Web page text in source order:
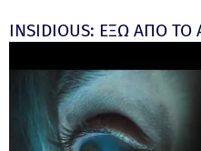
ΜΕΡΑ (Spider-Man:
INSIDIOUS: ΕΞΩ ΑΠΟ